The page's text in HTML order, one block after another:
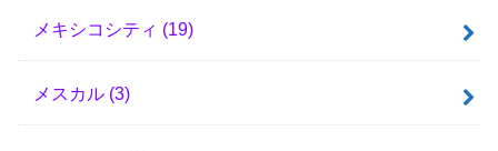
メキシコシティ (19)
メスカル (3)